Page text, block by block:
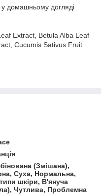
у домашньому догляді
Extract, Betula Alba Leaf
Cucumis Sativus Fruit
(Змішана),
Суха, Нормальна,
шкіри, В'януча
Чутлива, Проблемна